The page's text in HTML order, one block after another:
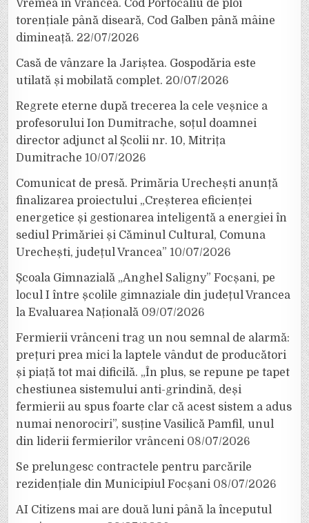
Vremea în Vrancea. Cod Portocaliu de ploi
torențiale până diseară, Cod Galben până mâine
dimineață. 22/07/2026
Casă de vânzare la Jariștea. Gospodăria este
utilată și mobilată complet. 20/07/2026
Regrete eterne după trecerea la cele veșnice a
profesorului Ion Dumitrache, soțul doamnei
director adjunct al Școlii nr. 10, Mitrița
Dumitrache 10/07/2026
Comunicat de presă. Primăria Urechești anunță
finalizarea proiectului „Creșterea eficienței
energetice și gestionarea inteligentă a energiei în
sediul Primăriei și Căminul Cultural, Comuna
Urechești, județul Vrancea” 10/07/2026
Școala Gimnazială „Anghel Saligny” Focșani, pe
locul I între școlile gimnaziale din județul Vrancea
la Evaluarea Națională 09/07/2026
Fermierii vrânceni trag un nou semnal de alarmă:
prețuri prea mici la laptele vândut de producători
și piață tot mai dificilă. „În plus, se repune pe tapet
chestiunea sistemului anti-grindină, deși
fermierii au spus foarte clar că acest sistem a adus
numai nenorociri”, susține Vasilică Pamfil, unul
din liderii fermierilor vrânceni 08/07/2026
Se prelungesc contractele pentru parcările
rezidențiale din Municipiul Focșani 08/07/2026
AI Citizens mai are două luni până la începutul